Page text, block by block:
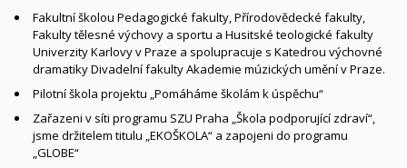
Fakultní školou Pedagogické fakulty, Přírodovědecké fakulty,
Fakulty tělesné výchovy a sportu a Husitské teologické fakulty
Univerzity Karlovy v Praze a spolupracuje s Katedrou výchovné
dramatiky Divadelní fakulty Akademie múzických umění v Praze.
Pilotní škola projektu „Pomáháme školám k úspěchu“
Zařazeni v síti programu SZU Praha „Škola podporující zdraví“,
jsme držitelem titulu „EKOŠKOLA“ a zapojeni do programu
„GLOBE“